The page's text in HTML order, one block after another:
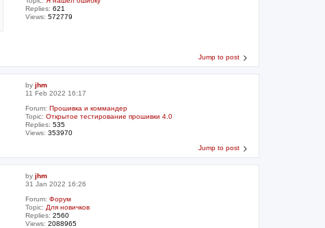
Replies: 621
Views: 572779
Jump to post
by jhm
11 Feb 2022 16:17
Forum: Прошивка и коммандер
Topic: Открытое тестирование прошивки 4.0
Replies: 535
Views: 353970
Jump to post
by jhm
31 Jan 2022 16:26
Forum: Форум
Topic: Для новичков
Replies: 2560
Views: 2088965